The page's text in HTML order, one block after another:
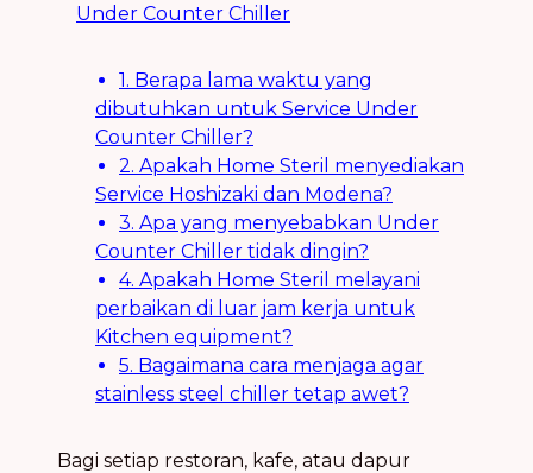
Under Counter Chiller
1. Berapa lama waktu yang
dibutuhkan untuk Service Under
Counter Chiller?
2. Apakah Home Steril menyediakan
Service Hoshizaki dan Modena?
3. Apa yang menyebabkan Under
Counter Chiller tidak dingin?
4. Apakah Home Steril melayani
perbaikan di luar jam kerja untuk
Kitchen equipment?
5. Bagaimana cara menjaga agar
stainless steel chiller tetap awet?
Bagi setiap restoran, kafe, atau dapur